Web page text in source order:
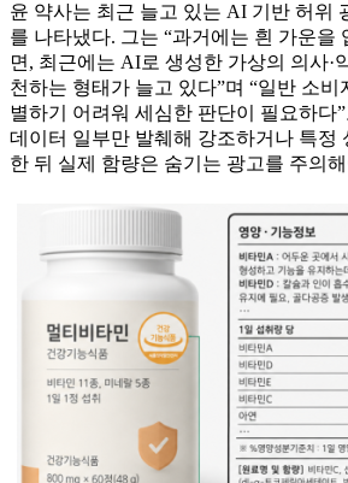
윤 약사는 최근 늘고 있는 AI 기반 허위
를 나타냈다. 그는 “과거에는 흰 가운을
면, 최근에는 AI로 생성한 가상의 의사·
천하는 형태가 늘고 있다”며 “일반 소
별하기 어려워 세심한 판단이 필요하다
데이터 일부만 발췌해 강조하거나 특정
한 뒤 실제 함량은 숨기는 광고를 주의